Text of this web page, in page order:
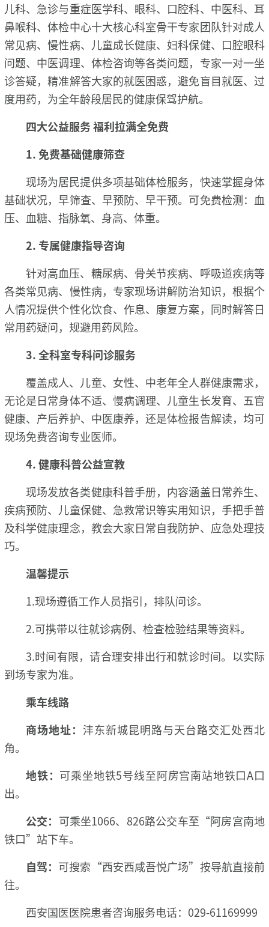
儿科、急诊与重症医学科、眼科、口腔科、中医科、耳
鼻喉科、体检中心十大核心科室骨干专家团队针对成人
常见病、慢性病、儿童成长健康、妇科保健、口腔眼科
问题、中医调理、体检咨询等各类问题，专家一对一坐
诊答疑，精准解答大家的就医困惑，避免盲目就医、过
度用药，为全年龄段居民的健康保驾护航。
四大公益服务 福利拉满全免费
1. 免费基础健康筛查
现场为居民提供多项基础体检服务，快速掌握身体
基础状况，早筛查、早预防、早干预。可免费检测：血
压、血糖、指脉氧、身高、体重。
2. 专属健康指导咨询
针对高血压、糖尿病、骨关节疾病、呼吸道疾病等
各类常见病、慢性病，专家现场讲解防治知识，根据个
人情况提供个性化饮食、作息、康复方案，同时解答日
常用药疑问，规避用药风险。
3. 全科室专科问诊服务
覆盖成人、儿童、女性、中老年全人群健康需求，
无论是日常身体不适、慢病调理、儿童生长发育、五官
健康、产后养护、中医康养，还是体检报告解读，均可
现场免费咨询专业医师。
4. 健康科普公益宣教
现场发放各类健康科普手册，内容涵盖日常养生、
疾病预防、儿童保健、急救常识等实用知识，手把手普
及科学健康理念，教会大家日常自我防护、应急处理技
巧。
温馨提示
1.现场遵循工作人员指引，排队问诊。
2.可携带以往就诊病例、检查检验结果等资料。
3.时间有限，请合理安排出行和就诊时间。以实际
到场专家为准。
乘车线路
商场地址： 沣东新城昆明路与天台路交汇处西北
角。
地铁： 可乘坐地铁5号线至阿房宫南站地铁口A口
出。
公交： 可乘坐1066、826路公交车至“阿房宫南地
铁口”站下车。
自驾： 可搜索“西安西咸吾悦广场”按导航直接前
往。
西安国医医院患者咨询服务电话：029-61169999